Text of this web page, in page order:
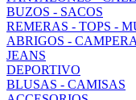
BUZOS - SACOS
REMERAS - TOPS -
ABRIGOS -
JEANS
DEPORTIVO
BLUSAS - CAMISAS